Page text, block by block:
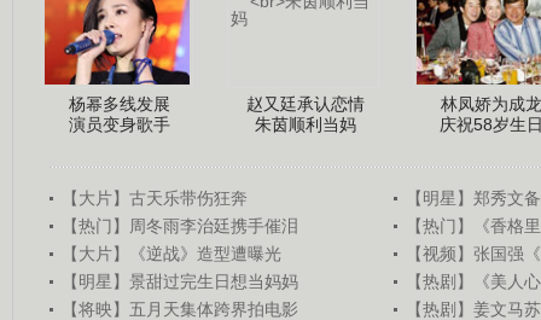
杨幂多线发展
演员变身歌手
赵又廷承认恋情
朱茵顺利当妈
林凤娇为成龙
庆祝58岁生
【大片】古天乐带伤狂奔
【明星】郑秀文
【热门】周冬雨李治廷携手催泪
【热门】《香格
【大片】《逆战》造型遭曝光
【视频】张国强
【明星】景甜过完生日想当妈妈
【热剧】《美人
【将映】五月天集体跨界拍电影
【热剧】姜文马